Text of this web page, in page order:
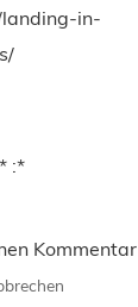
in-
:*
Kommentar